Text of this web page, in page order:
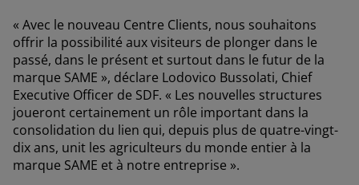
« Avec le nouveau Centre Clients, nous souhaitons
offrir la possibilité aux visiteurs de plonger dans le
passé, dans le présent et surtout dans le futur de la
marque SAME », déclare Lodovico Bussolati, Chief
Executive Officer de SDF. « Les nouvelles structures
joueront certainement un rôle important dans la
consolidation du lien qui, depuis plus de quatre-vingt-
dix ans, unit les agriculteurs du monde entier à la
marque SAME et à notre entreprise ».